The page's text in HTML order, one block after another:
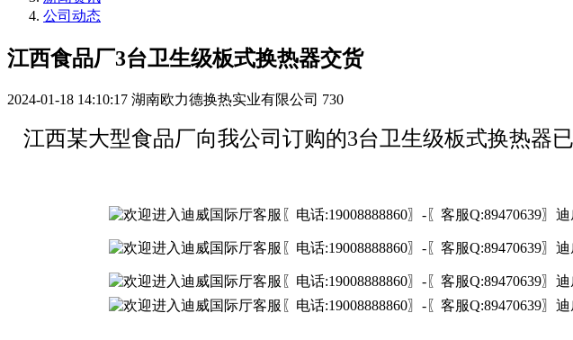
公司动态
江西食品厂3台卫生级板式换热器交货
2024-01-18 14:10:17 湖南欧力德换热实业有限公司 730
江西某大型食品厂向我公司订购的3台卫生级板式换热器已